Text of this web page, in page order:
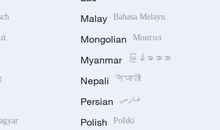
Malay Bahasa Melayu
Mongolian Монгол
Myanmar မြန်မာဘာသာ
Nepali नेपाली
Persian فارسی
Polish Polski